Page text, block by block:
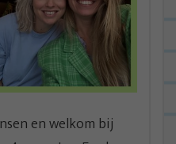
en welkom bij